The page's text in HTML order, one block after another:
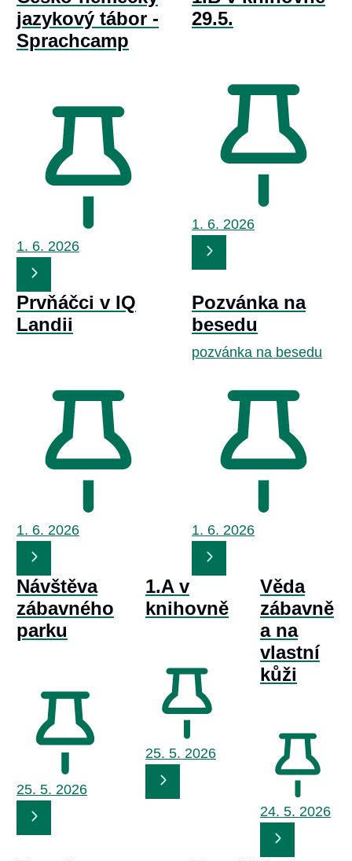
jazykový tábor -
Sprachcamp
1. 6. 2026
29.5.
1. 6. 2026
Prvňáčci v IQ
Landii
1. 6. 2026
Pozvánka na
besedu
pozvánka na besedu
1. 6. 2026
Návštěva
zábavného
parku
25. 5. 2026
1.A v
knihovně
25. 5. 2026
Věda
zábavně
a na
vlastní
kůži
24. 5. 2026